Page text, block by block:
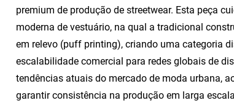
premium de produção de streetwear. Esta peça
moderna de vestuário, na qual a tradicional
em relevo (puff printing), criando uma categoria
escalabilidade comercial para redes globais de
tendências atuais do mercado de moda urbana,
garantir consistência na produção em larga